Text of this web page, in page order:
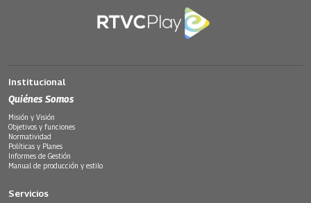
Institucional
Quiénes Somos
Misión y Visión
Objetivos y funciones
Normatividad
Políticas y Planes
Informes de Gestión
Manual de producción y estilo
Servicios